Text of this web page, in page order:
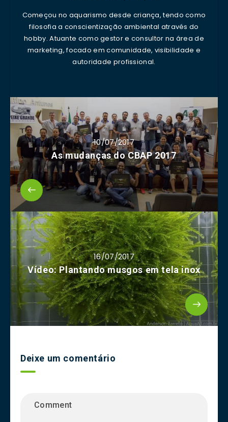
Começou no aquarismo desde criança, tendo como
filosofia a conscientização ambiental através do
hobby. Atuante como gestor e consultor na área de
marketing, focado em comunidade, visibilidade e
autoridade profissional.
10/07/2017
As mudanças do CBAP 2017
16/07/2017
Vídeo: Plantando musgos em tela inox
Deixe um comentário